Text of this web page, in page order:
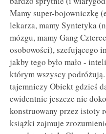
Mamy super-bojowniczkę
lekarza, mamy Syntetyka
mózgu, mamy Gang
osobowości), szefującego
jakby tego było mało -
którym wszyscy
tajemniczy Obiekt gdzieś
ewidentnie jeszcze nie
konstruowany przez istoty
książki zajmuje